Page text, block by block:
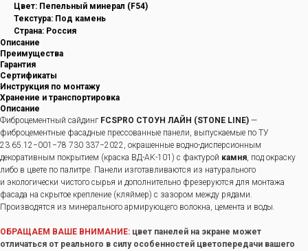
Цвет: Пепельный минерал (F54)
Текстура: Под камень
Страна: Россия
Описание
Преимущества
Гарантия
Сертификаты
Инструкция по монтажу
Хранение и транспортировка
Описание
Фиброцементный сайдинг FCSPRO СТОУН ЛАЙН (STONE LINE) —
фиброцементные фасадные прессованные панели, выпускаемые по ТУ
23.65.12−001−78 730 337−2022, окрашенные водно-дисперсионным
декоративным покрытием (краска ВД-АК-101) с фактурой камня, под окраску
либо в цвете по палитре. Панели изготавливаются из натурального
и экологически чистого сырья и дополнительно фрезеруются для монтажа
фасада на скрытое крепление (кляймер) с зазором между рядами.
Производятся из минерального армирующего волокна, цемента и воды.
ОБРАЩАЕМ ВАШЕ ВНИМАНИЕ: цвет панелей на экране может
отличаться от реального в силу особенностей цветопередачи вашего